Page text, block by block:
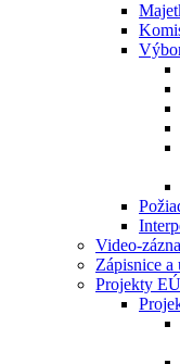
Video-
Zápisnice a
Projekty